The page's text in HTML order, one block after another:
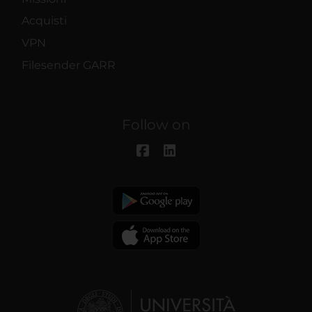
Acquisti
VPN
Filesender GARR
Follow on